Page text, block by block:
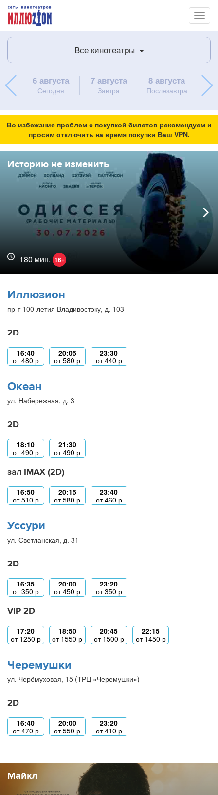
Все кинотеатры
6 августа
Сегодня
7 августа
Завтра
8 августа
Послезавтра
9
Во избежание проблем с покупкой билетов рекомендуем и
просим отключить на время покупки Ваш VPN.
Историю не изменить
180 мин. 16+
Иллюзион
пр-т 100-летия Владивостоку, д. 103
2D
16:40
от480 р
20:05
от580 р
23:30
от440 р
Океан
ул. Набережная, д. 3
2D
18:10
от490 р
21:30
от490 р
зал IMAX (2D)
16:50
от510 р
20:15
от580 р
23:40
от460 р
Уссури
ул. Светланская, д. 31
2D
16:35
от350 р
20:00
от450 р
23:20
от350 р
VIP 2D
17:20
от 1250 р
18:50
от 1550 р
20:45
от 1500 р
22:15
от 1450 р
Черемушки
ул. Черёмуховая, 15 (ТРЦ «Черемушки»)
2D
16:40
от470 р
20:00
от550 р
23:20
от410 р
Майкл